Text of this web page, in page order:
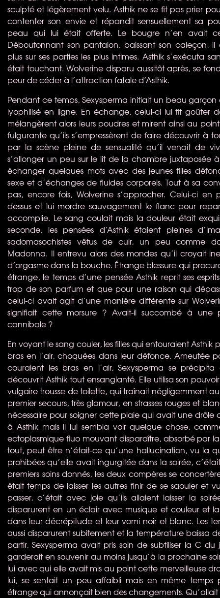
sculpté et légèrement velu. Asthik ne se fit pas prier
contenter son envie et répandit sensuellement sa
peau qui lui était offerte. Le bougre n’en avait
Déboutonnant son pantalon, baissant son caleçon,
plus sur ses parties les plus intimes. Asthik s’exécuta
était touchant. Wolverine disparu aussitôt après, se
peur de céder à l’attraction fatale d’Asthik.
Pendant ce temps, Sexysperma initiait un beau
lyophilisé en ligne. En échange, celui-ci lui fit goûter
mélangèrent alors leurs poudres et mirent ainsi au
fulgurante qu’ils s’empressèrent de faire découvrir à
par la scène pleine de sensualité qu’il venait de
s’allonger un peu sur le lit de la chambre juxtaposée
échanger quelques mots avec des jeunes filles
sexe et d’échanges de fluides corporels. Tout à sa
pas, encore fois, Wolverine s’approcher. Celui-ci en
dessus et lui mordre sauvagement le flanc pour
accomplie. Le sang coulait mais la douleur était
seconde, les pensées d’Asthik étaient pleines
sadomasochistes vêtus de cuir, un peu comme
Madonna. Il entrevu alors des mondes qu’il croyait
d’orgasme dans la bouche. Étrange blessure qui
étrange, le temps d’une pensée Asthik reprit ses
trop de son parfum et que pour une raison qui
celui-ci avait agit d’une manière différente sur
signifiait cette morsure ? Avait-il succombé à une
cannibale ?
En voyant le sang couler, les filles qui entouraient Asthik
bras en l’air, choquées dans leur défonce. Ameutée
couraient les bras en l’air, Sexysperma se
découvrit Asthik tout ensanglanté. Elle utilisa son
vulgaire trousse de toilette, qui traînait négligemment
premier secours, très glamour, en strasses rouges et
nécessaire pour soigner cette plaie qui avait une drôle
à Asthik mais il lui sembla voir quelque chose,
ectoplasmique fluo mouvant disparaître, absorbé par
tout, peut être n’était-ce qu’une hallucination, vu la
prohibées qu’elle avait ingurgitée dans la soirée,
premiers soins donnés, les deux compères se
était temps de laisser les autres finir de se saouler et
passer, c’était avec joie qu’ils allaient laisser la
disparurent en un éclair avec musique et couleur et
dans leur décrépitude et leur vomi noir et blanc. Les
aussi disparurent subitement et la température baissa
partir, Sexysperma avait pris soin de subtiliser la C
garderait en souvenir au moins jusqu’à la prochaine
lui avec qui elle avait mis au point cette merveilleuse
lui, se sentait un peu affaibli mais en même temps
étrange qui annonçait bien des changements. Qu’allait